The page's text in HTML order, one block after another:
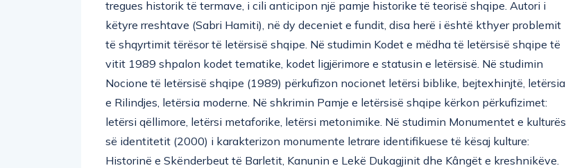
tregues historik të termave, i cili anticipon një pamje historike të teorisë shqipe. Autori i
këtyre rreshtave (Sabri Hamiti), në dy deceniet e fundit, disa herë i është kthyer problemit
të shqyrtimit tërësor të letërsisë shqipe. Në studimin Kodet e mëdha të letërsisë shqipe të
vitit 1989 shpalon kodet tematike, kodet ligjërimore e statusin e letërsisë. Në studimin
Nocione të letërsisë shqipe (1989) përkufizon nocionet letërsi biblike, bejtexhinjtë, letërsia
e Rilindjes, letërsia moderne. Në shkrimin Pamje e letërsisë shqipe kërkon përkufizimet:
letërsi qëllimore, letërsi metaforike, letërsi metonimike. Në studimin Monumentet e kulturës
së identitetit (2000) i karakterizon monumente letrare identifikuese të kësaj kulture:
Historinë e Skënderbeut të Barletit, Kanunin e Lekë Dukagjinit dhe Kângët e kreshnikëve.